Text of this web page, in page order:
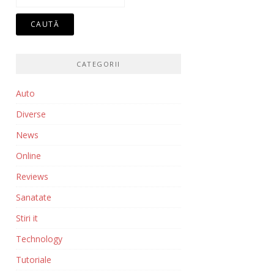
CATEGORII
Auto
Diverse
News
Online
Reviews
Sanatate
Stiri it
Technology
Tutoriale